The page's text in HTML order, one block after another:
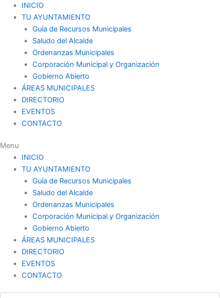
INICIO
TU AYUNTAMIENTO
Guía de Recursos Municipales
Saludo del Alcalde
Ordenanzas Municipales
Corporación Municipal y Organización
Gobierno Abierto
ÁREAS MUNICIPALES
DIRECTORIO
EVENTOS
CONTACTO
Menu
INICIO
TU AYUNTAMIENTO
Guía de Recursos Municipales
Saludo del Alcalde
Ordenanzas Municipales
Corporación Municipal y Organización
Gobierno Abierto
ÁREAS MUNICIPALES
DIRECTORIO
EVENTOS
CONTACTO